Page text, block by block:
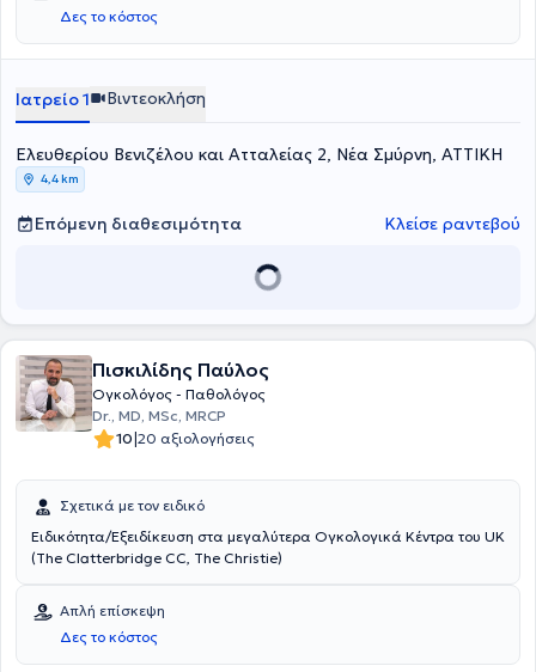
Δες το κόστος
Ιατρείο 1 Βιντεοκλήση
Ελευθερίου Βενιζέλου και Ατταλείας 2, Νέα Σμύρνη, ΑΤΤΙΚΗ
4,4 km
Επόμενη διαθεσιμότητα Κλείσε ραντεβού
Πισκιλίδης Παύλος
Ογκολόγος - Παθολόγος
Dr., MD, MSc, MRCP
10|20 αξιολογήσεις
Σχετικά με τον ειδικό
Ειδικότητα/Εξειδίκευση στα μεγαλύτερα Ογκολογικά Κέντρα του UK
(The Clatterbridge CC, The Christie)
Απλή επίσκεψη
Δες το κόστος